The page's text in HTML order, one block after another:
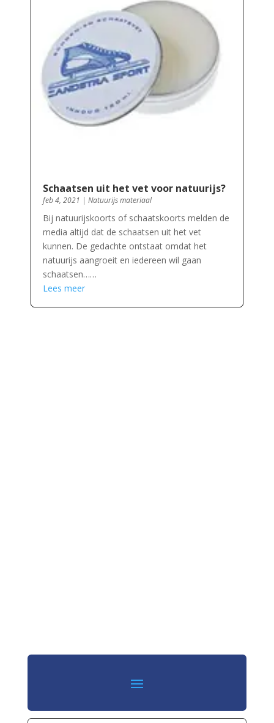
Schaatsen uit het vet voor natuurijs?
feb 4, 2021 | Natuurijs materiaal
Bij natuurijskoorts of schaatskoorts melden de
media altijd dat de schaatsen uit het vet
kunnen. De gedachte ontstaat omdat het
natuurijs aangroeit en iedereen wil gaan
schaatsen……
Lees meer